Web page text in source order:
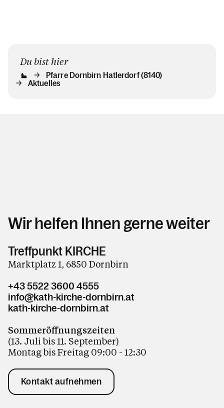
Du bist hier
Pfarre Dornbirn Hatlerdorf (8140)
Aktuelles
Wir helfen Ihnen gerne weiter
Treffpunkt KIRCHE
Marktplatz 1, 6850 Dornbirn
+43 5522 3600 4555
info@kath-kirche-dornbirn.at
kath-kirche-dornbirn.at
Sommeröffnungszeiten
(13. Juli bis 11. September)
Montag bis Freitag 09:00 - 12:30
Kontakt aufnehmen